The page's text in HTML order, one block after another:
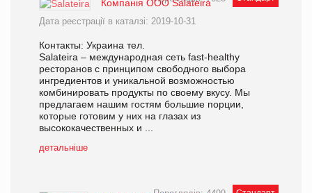
Компанія ООО Salateira
Дата реєстрації в каталзі: 2019-10-31
Контакты: Украина тел.
Salateira – международная сеть fast-healthy
ресторанов с принципом свободного выбора
ингредиентов и уникальной возможностью
комбинировать продукты по своему вкусу. Мы
предлагаем нашим гостям большие порции,
которые готовим у них на глазах из
высококачественных и ...
детальніше